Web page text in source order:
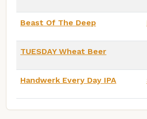
Beast Of The Deep
TUESDAY Wheat Beer
Handwerk Every Day IPA